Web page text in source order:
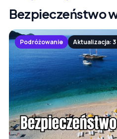
Bezpieczeństwo
Podróżowanie Aktualizacja: